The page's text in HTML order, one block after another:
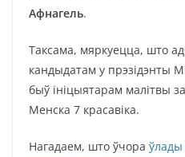
Афнагель.
Таксама, мяркуецца, што
кандыдатам у прэзідэнты
быў ініцыятарам малітвы
Менска 7 красавіка.
Нагадаем, што ўчора